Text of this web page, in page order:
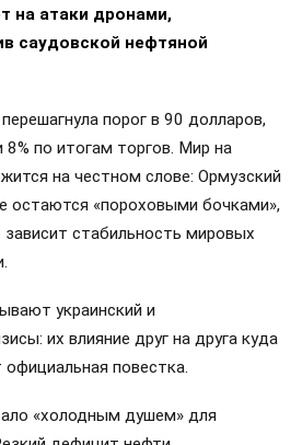
на атаки дронами,
саудовской нефтяной
порог в 90 долларов,
8% по итогам торгов. Мир на
на честном слове: Ормузский
остаются «пороховыми бочками»,
стабильность мировых
украинский и
их влияние друг на друга куда
официальная повестка.
«холодным душем» для